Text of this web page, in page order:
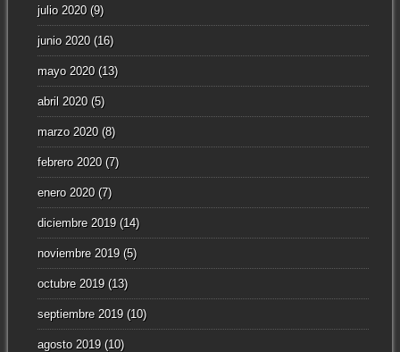
julio 2020(9)
junio 2020(16)
mayo 2020(13)
abril 2020(5)
marzo 2020(8)
febrero 2020(7)
enero 2020(7)
diciembre 2019(14)
noviembre 2019(5)
octubre 2019(13)
septiembre 2019(10)
agosto 2019(10)